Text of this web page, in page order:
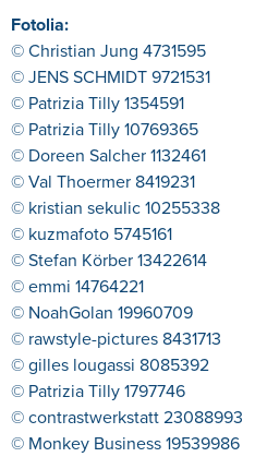
Fotolia:
© Christian Jung 4731595
© JENS SCHMIDT 9721531
© Patrizia Tilly 1354591
© Patrizia Tilly 10769365
© Doreen Salcher 1132461
© Val Thoermer 8419231
© kristian sekulic 10255338
© kuzmafoto 5745161
© Stefan Körber 13422614
© emmi 14764221
© NoahGolan 19960709
© rawstyle-pictures 8431713
© gilles lougassi 8085392
© Patrizia Tilly 1797746
© contrastwerkstatt 23088993
© Monkey Business 19539986